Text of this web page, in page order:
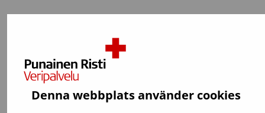
Denna webbplats använder cookies